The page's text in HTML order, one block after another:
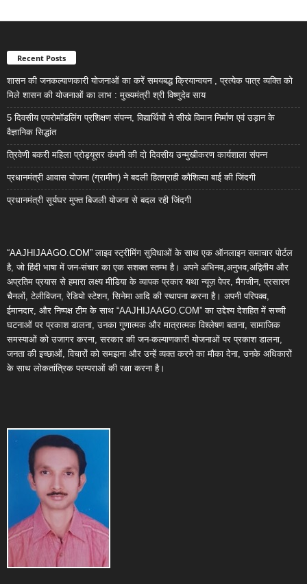
Recent Posts
शासन की जनकल्याणकारी योजनाओं का करें समयबद्ध क्रियान्वयन , प्रत्येक पात्र व्यक्ति को
मिले शासन की योजनाओं का लाभ : मुख्यमंत्री श्री विष्णुदेव साय
5 दिवसीय एयरोमॉडलिंग प्रशिक्षण संपन्न, विद्यार्थियों ने सीखे विमान निर्माण एवं उड़ान के
वैज्ञानिक सिद्धांत
त्रिवेणी बकरी महिला प्रोड्यूसर कंपनी की दो दिवसीय उन्मुखीकरण कार्यशाला संपन्न
प्रधानमंत्री आवास योजना (ग्रामीण) ने बदली हितग्राही कौशिल्या बाई की जिंदगी
प्रधानमंत्री सूर्यघर मुफ्त बिजली योजना से बदल रही जिंदगी
“AAJHIJAAGO.COM” लाइव स्ट्रीमिंग सुविधाओं के साथ एक ऑनलाइन समाचार पोर्टल
है, जो हिंदी भाषा में जन-संचार का एक सशक्त स्तम्भ है। अपने अभिनव,अनुभव,अद्वितीय और
अप्रतिम प्रयास से हमारा लक्ष्य मीडिया के व्यापक प्रकार यथा न्यूज़ पेपर, मैगजीन, प्रसारण
चैनलों, टेलीविजन, रेडियो स्टेशन, सिनेमा आदि की स्थापना करना है। अपनी परिपक्व,
ईमानदार, और निष्पक्ष टीम के साथ “AAJHIJAAGO.COM” का उद्देश्य देशहित में सच्ची
घटनाओं पर प्रकाश डालना, उनका गुणात्मक और मात्रात्मक विश्लेषण बताना, सामाजिक
समस्याओं को उजागर करना, सरकार की जन-कल्याणकारी योजनाओं पर प्रकाश डालना,
जनता की इच्छाओं, विचारों को समझना और उन्हें व्यक्त करने का मौका देना, उनके अधिकारों
के साथ लोकतांत्रिक परम्पराओं की रक्षा करना है।